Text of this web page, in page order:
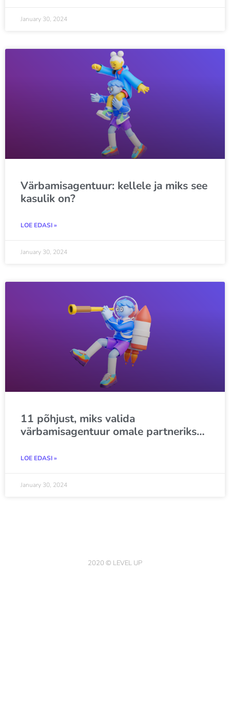
January 30, 2024
Värbamisagentuur: kellele ja miks see
kasulik on?
LOE EDASI »
January 30, 2024
11 põhjust, miks valida
värbamisagentuur omale partneriks…
LOE EDASI »
January 30, 2024
2020 © LEVEL UP